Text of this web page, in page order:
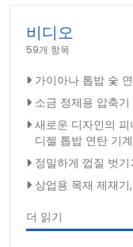
비디오
59개 항목
가이아나 톱밥 숯
소금 정제용 압축기
새로운 디자인의
디젤 톱밥 연탄 기계
정밀하게 껍질 벗
상업용 목재 제재
더 읽기